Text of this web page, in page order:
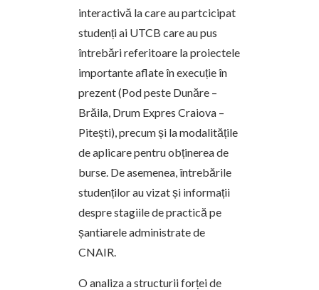
interactivă la care au partcicipat
studenți ai UTCB care au pus
întrebări referitoare la proiectele
importante aflate în execuție în
prezent (Pod peste Dunăre –
Brăila, Drum Expres Craiova –
Pitești), precum și la modalitățile
de aplicare pentru obținerea de
burse. De asemenea, întrebările
studenților au vizat și informații
despre stagiile de practică pe
șantiarele administrate de
CNAIR.
O analiza a structurii forței de